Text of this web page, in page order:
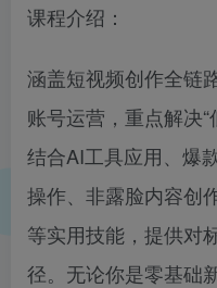
课程介绍：
涵盖短视频创作全链
账号运营，重点解决
结合AI工具应用、爆
操作、非露脸内容创
等实用技能，提供对
径。无论你是零基础